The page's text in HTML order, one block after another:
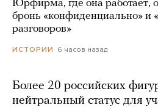
Юрфирма, где она работает,
бронь «конфиденциально» и
разговоров»
ИСТОРИИ 6 часов назад
Более 20 российских
нейтральный статус для